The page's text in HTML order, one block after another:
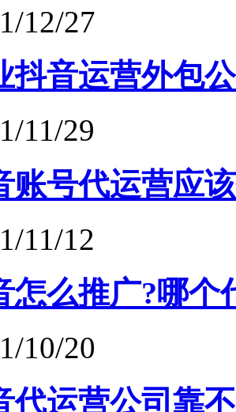
12/27
抖音运营外包
11/29
账号代运营应
11/12
怎么推广?哪个
10/20
代运营公司靠